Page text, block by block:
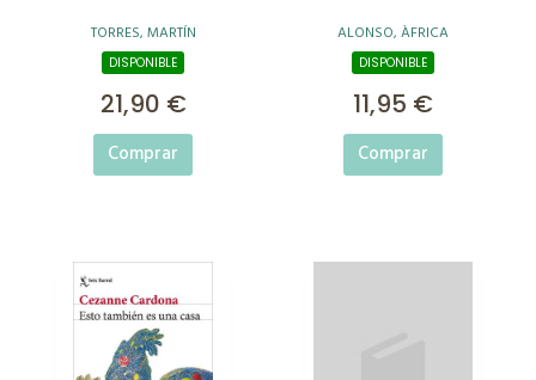
TORRES, MARTÍN
DISPONIBLE
21,90 €
Comprar
ALONSO, ÀFRICA
DISPONIBLE
11,95 €
Comprar